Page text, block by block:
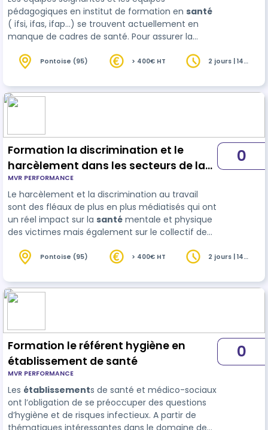
pédagogiques en institut de formation en santé
( ifsi, ifas, ifap...) se trouvent actuellement en
manque de cadres de santé. Pour assurer la
d’amélioration de la qualité des soins, la prise en
la fo…
Pontoise (95) > 400€ HT
2 jours | 14
Formation la discrimination et le
harcèlement dans les secteurs de la
santé et du médico-social
MVR PERFORMANCE
Le harcèlement et la discrimination au travail
sont des fléaux de plus en plus médiatisés qui ont
un réel impact sur la santé mentale et physique
des victimes mais également sur le collectif de
social ne sont pas épargné. Notre formation
contre les discriminations et l…
0
Pontoise (95) > 400€ HT
2 jours | 14
Formation le référent hygiène en
établissement de santé
MVR PERFORMANCE
Les établissements de santé et médico-sociaux
ont l’obligation de se préoccuper des questions
d’hygiène et de risques infectieux. A partir de
thématiques intéressantes dans le domaine de
0